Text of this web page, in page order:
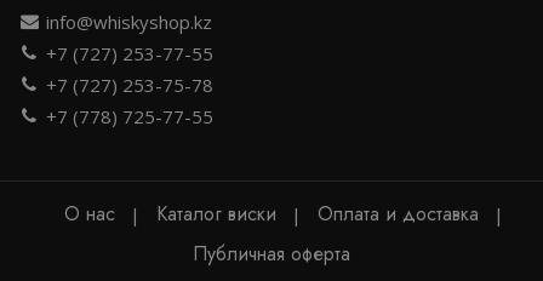
info@whiskyshop.kz
+7 (727) 253-77-55
+7 (727) 253-75-78
+7 (778) 725-77-55
О нас Каталог виски
Оплата и доставка
Публичная оферта